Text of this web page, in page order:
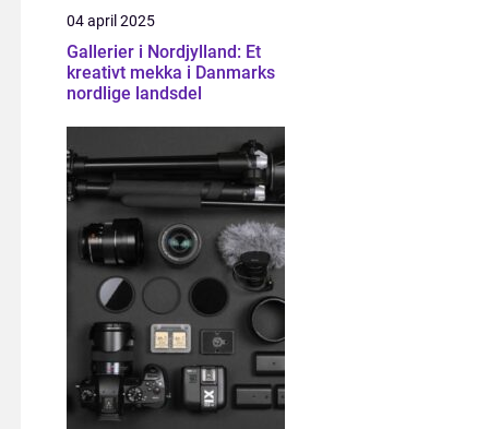
04 april 2025
Gallerier i Nordjylland: Et
kreativt mekka i Danmarks
nordlige landsdel